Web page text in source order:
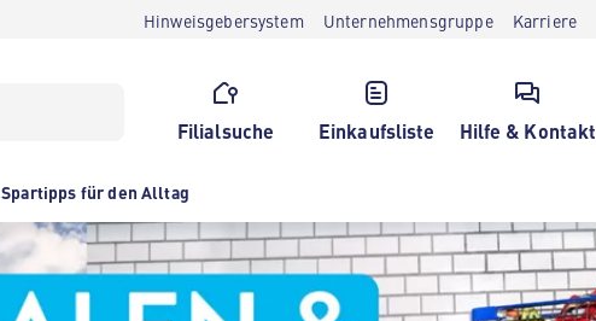
Hinweisgebersystem Unternehmensgruppe Karriere
Filialsuche Einkaufsliste Hilfe & Kontakt
Spartipps für den Alltag